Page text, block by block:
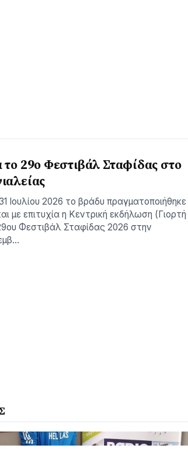
το 29ο Φεστιβάλ Σταφίδας στο
Ιουλίου 2026 το βράδυ πραγματοποιήθηκε
με επιτυχία η Κεντρική εκδήλωση (Γιορτή
Φεστιβάλ Σταφίδας 2026 στην